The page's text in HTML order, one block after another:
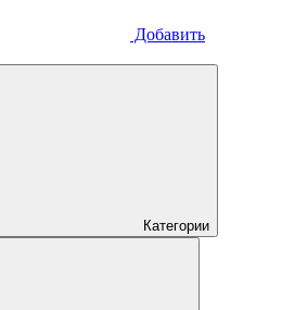
Добавить
Категории